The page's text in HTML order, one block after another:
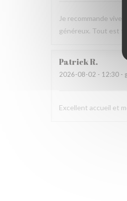
Je recommande
généreux. Tout est
PatrickR
2026-08-02 - 12:30 -
Excellent accueil et